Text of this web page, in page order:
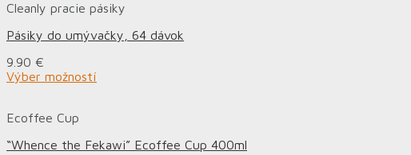
Cleanly pracie pásiky
Pásiky do umývačky, 64 dávok
9.90 €
Výber možností
Ecoffee Cup
“Whence the Fekawi” Ecoffee Cup 400ml